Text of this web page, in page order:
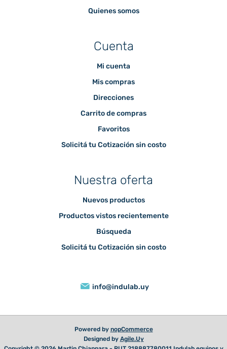
Quienes somos
Cuenta
Mi cuenta
Mis compras
Direcciones
Carrito de compras
Favoritos
Solicitá tu Cotización sin costo
Nuestra oferta
Nuevos productos
Productos vistos recientemente
Búsqueda
Solicitá tu Cotización sin costo
info@indulab.uy
Powered by nopCommerce
Designed by Agile.Uy